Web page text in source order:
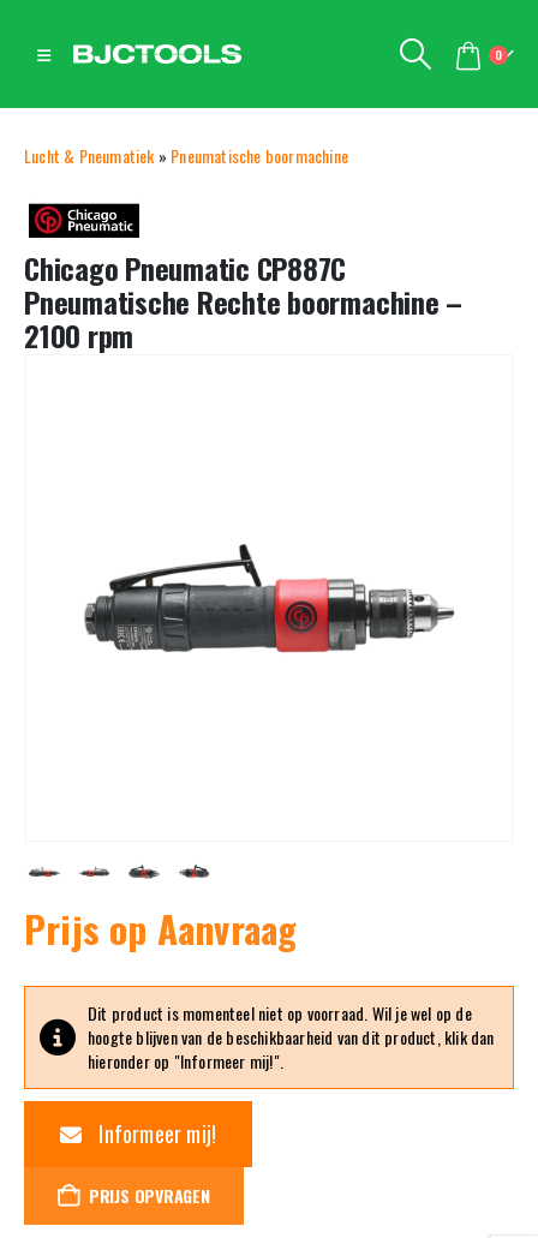
0
Lucht & Pneumatiek » Pneumatische boormachine
Chicago Pneumatic CP887C
Pneumatische Rechte boormachine –
2100 rpm
Prijs op Aanvraag
Dit product is momenteel niet op voorraad. Wil je wel op de
hoogte blijven van de beschikbaarheid van dit product, klik dan
hieronder op "Informeer mij!".
Informeer mij!
PRIJS OPVRAGEN